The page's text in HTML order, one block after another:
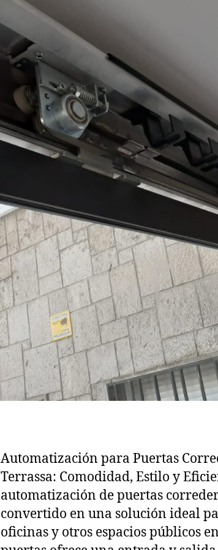
Automatización para Puertas
Terrassa: Comodidad, Estilo y
automatización de puertas
convertido en una solución ideal
oficinas y otros espacios públicos